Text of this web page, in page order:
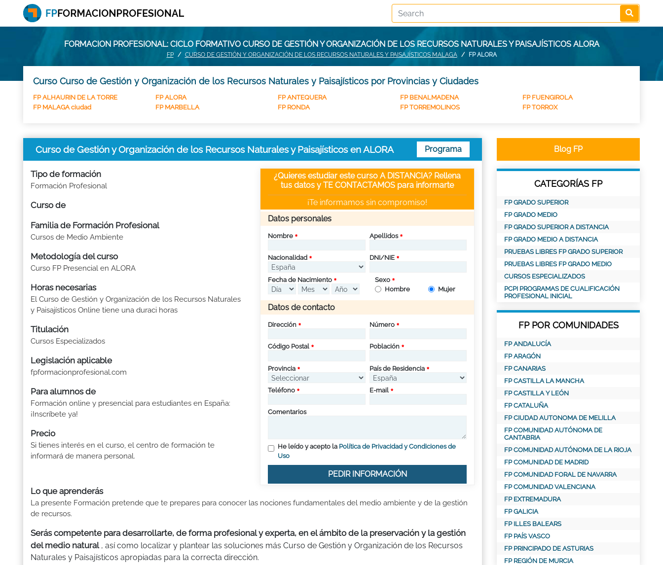
FORMACION PROFESIONAL: CICLO FORMATIVO CURSO DE GESTIÓN Y ORGANIZACIÓN DE LOS RECURSOS NATURALES Y PAISAJÍSTICOS ALORA
FP CURSO DE GESTIÓN Y ORGANIZACIÓN DE LOS RECURSOS NATURALES Y PAISAJÍSTICOS MALAGA FP ALORA
Curso Curso de Gestión y Organización de los Recursos Naturales y Paisajísticos por Provincias y Ciudades
FP ALHAURIN DE LA TORRE FP ALORA FP ANTEQUERA FP BENALMADENA
FP FUENGIROLA
FP MALAGA ciudad
FP MARBELLA FP RONDA FP TORREMOLINOS FP TORROX
Curso de Gestión y Organización de los Recursos Naturales y Paisajísticos en ALORA Programa
Tipo de formación
Formación Profesional
Curso de
Familia de Formación Profesional
Cursos de Medio Ambiente
Metodología del curso
Curso FP Presencial en ALORA
Horas necesarias
El Curso de Gestión y Organización de los Recursos Naturales
y Paisajísticos Online tiene una duraci horas
Titulación
Cursos Especializados
Legislación aplicable
fpformacionprofesional.com
Para alumnos de
Formación online y presencial para estudiantes en España:
¡Inscríbete ya!
Precio
Si tienes interés en el curso, el centro de formación te
informará de manera personal.
¿Quieres estudiar este curso A DISTANCIA? Rellena
tus datos y TE CONTACTAMOS para informarte
¡Te informamos sin compromiso!
Datos personales
Nombre Apellidos
Nacionalidad DNI/NIE
Fecha de Nacimiento
Sexo
Hombre
Mujer
Datos de contacto
Dirección Número
Código Postal Población
Provincia País de Residencia
Teléfono E-mail
Comentarios
He leído y acepto la Política de Privacidad y Condiciones de
Uso
PEDIR INFORMACIÓN
Lo que aprenderás
La presente Formación pretende que te prepares para conocer las nociones fundamentales del medio ambiente y de la gestión
de recursos.
Serás competente para desarrollarte, de forma profesional y experta, en el ámbito de la preservación y la gestión
del medio natural, así como localizar y plantear las soluciones más Curso de Gestión y Organización de los Recursos
Naturales y Paisajísticos apropiadas para la correcta dirección.
Blog FP
CATEGORÍAS FP
FP GRADO SUPERIOR
FP GRADO MEDIO
FP GRADO SUPERIOR A DISTANCIA
FP GRADO MEDIO A DISTANCIA
PRUEBAS LIBRES FP GRADO SUPERIOR
PRUEBAS LIBRES FP GRADO MEDIO
CURSOS ESPECIALIZADOS
PCPI PROGRAMAS DE CUALIFICACIÓN
PROFESIONAL INICIAL
FP POR COMUNIDADES
FP ANDALUCÍA
FP ARAGÓN
FP CANARIAS
FP CASTILLA LA MANCHA
FP CASTILLA Y LEÓN
FP CATALUÑA
FP CIUDAD AUTONOMA DE MELILLA
FP COMUNIDAD AUTÓNOMA DE
CANTABRIA
FP COMUNIDAD AUTÓNOMA DE LA RIOJA
FP COMUNIDAD DE MADRID
FP COMUNIDAD FORAL DE NAVARRA
FP COMUNIDAD VALENCIANA
FP EXTREMADURA
FP GALICIA
FP ILLES BALEARS
FP PAÍS VASCO
FP PRINCIPADO DE ASTURIAS
FP REGIÓN DE MURCIA